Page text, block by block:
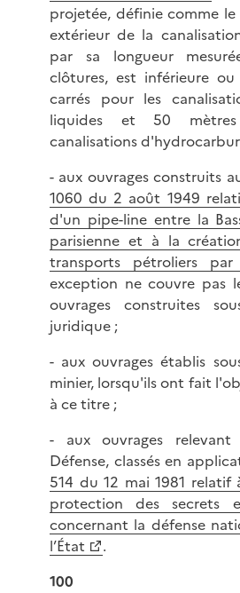
projetée, définie comme
extérieur de la
par sa longueur
clôtures, est inférieure
carrés pour les
liquides et 50
canalisations
- aux ouvrages construits
1060 du 2 août 1949
d'un pipe-line entre la
parisienne et à la
transports pétroliers par
exception ne couvre pas
ouvrages construites
juridique ;
- aux ouvrages établis
minier, lorsqu'ils ont fait
à ce titre ;
- aux ouvrages
Défense, classés en
514 du 12 mai 1981
protection des secrets
concernant la défense
l’État
.
100